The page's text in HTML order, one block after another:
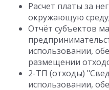
Расчет платы за
окружающую среду;
Отчёт субъектов
использовании,
размещении
2-ТП (отходы)
использовании,